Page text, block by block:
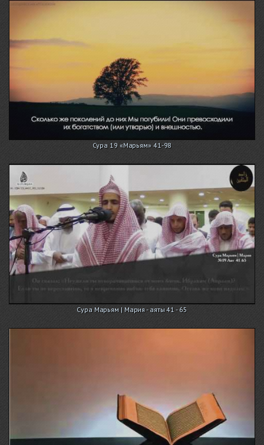
Сура 19 «Марьям» 41-98
Сура Марьям | Мария - аяты 41 - 65